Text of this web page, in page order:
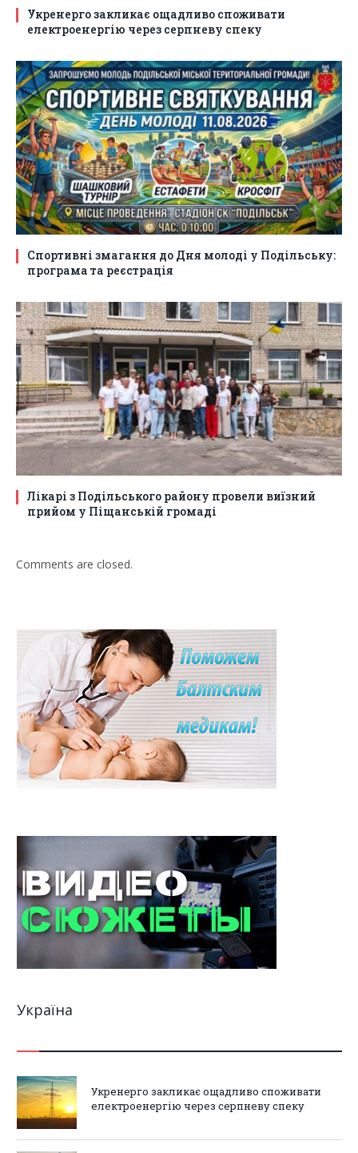
Укренерго закликає ощадливо споживати
електроенергію через серпневу спеку
Спортивні змагання до Дня молоді у Подільську:
програма та реєстрація
Лікарі з Подільського району провели виїзний
прийом у Піщанській громаді
Comments are closed.
Україна
Укренерго закликає ощадливо споживати
електроенергію через серпневу спеку